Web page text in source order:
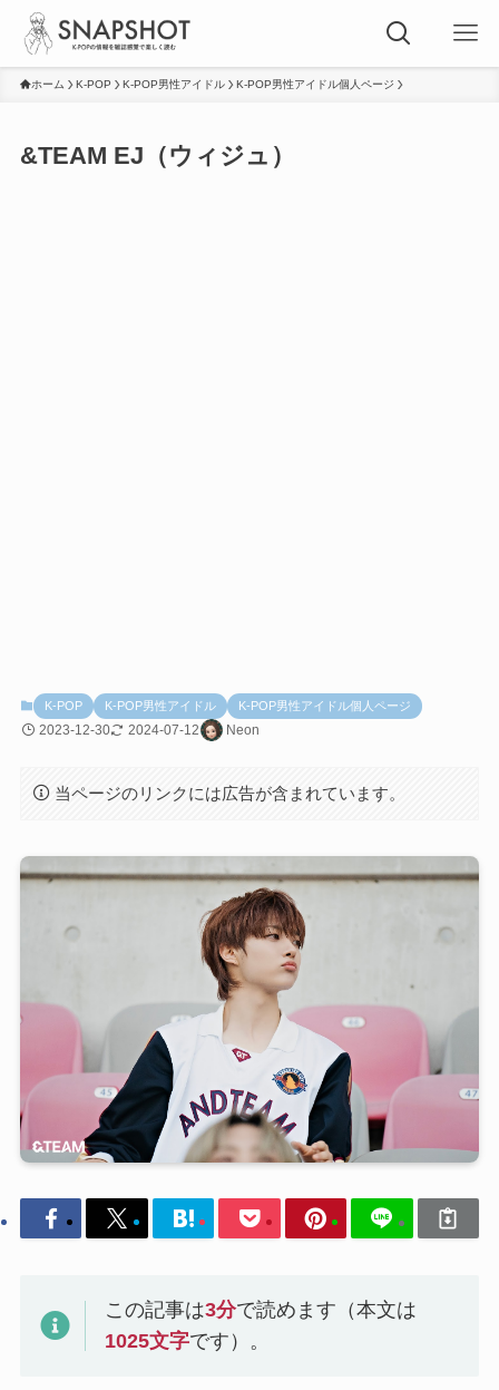
ホーム K-POP K-POP男性アイドル K-POP男性アイドル個人ページ
&TEAM EJ（ウィジュ）
K-POP K-POP男性アイドル K-POP男性アイドル個人ページ
2023-12-30 2024-07-12 Neon
当ページのリンクには広告が含まれています。
この記事は3分で読めます（本文は
1025文字です）。